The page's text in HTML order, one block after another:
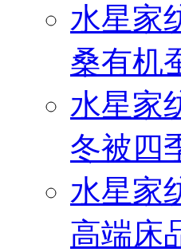
水星家
桑有机
水星家
冬被四
水星家
高端床